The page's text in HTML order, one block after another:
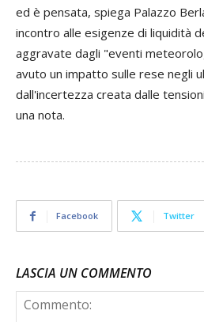
ed è pensata, spiega Palazzo
incontro alle esigenze di liquidità
aggravate dagli "eventi
avuto un impatto sulle rese negli
dall'incertezza creata dalle
una nota.
Facebook Twitter
LASCIA UN COMMENTO